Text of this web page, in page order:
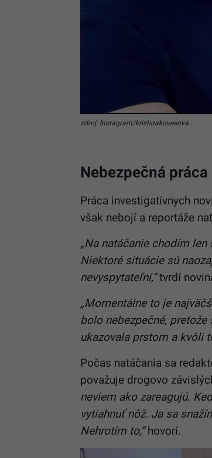
zdroj: Instagram/kristinakovesova
Nebezpečná práca
Práca investigatívnych
však nebojí a reportáže
„Na natáčanie chodím
Niektoré situácie sú
nevyspytateľní,“tvrdí
„Momentálne to je
bolo nebezpečné,
ukazovala prstom a kvôli
Počas natáčania sa
považuje drogovo
neviem ako zareagujú.
vytiahnuť nôž. Ja sa
Nehrotím to,“hovorí.